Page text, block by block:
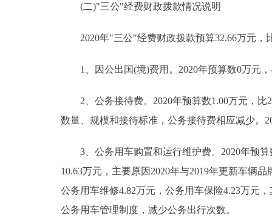
(二)"三公"经费财政拨款情况说明
2020年"三公"经费财政拨款预算32.66万元，
1、因公出国(境)费用。2020年预算数0万元，
2、公务接待费。2020年预算数1.00万元，比
数量、规模和接待标准，公务接待费相应减少。
3、公务用车购置和运行维护费。2020年预算
10.63万元，主要原因2020年与2019年更新车辆
公务用车维修4.82万元，公务用车保险4.23万元
公务用车管理制度，减少公务出行次数。